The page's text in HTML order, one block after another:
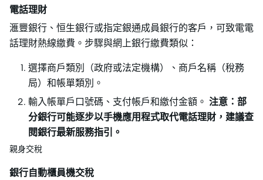
電話理財
滙豐銀行、恒生銀行或指定銀通成員銀行的客戶，可致電電
話理財熱線繳費。步驟與網上銀行繳費類似：
選擇商戶類別（政府或法定機構）、商戶名稱（稅務
局）和帳單類別。
輸入帳單戶口號碼、支付帳戶和繳付金額。 注意：部
分銀行可能逐步以手機應用程式取代電話理財，建議查
閱銀行最新服務指引。
親身交稅
銀行自動櫃員機交稅